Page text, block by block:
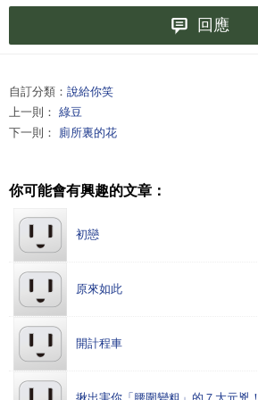
回應
自訂分類： 說給你笑
上一則： 綠豆
下一則： 廁所裏的花
你可能會有興趣的文章：
初戀
原來如此
開計程車